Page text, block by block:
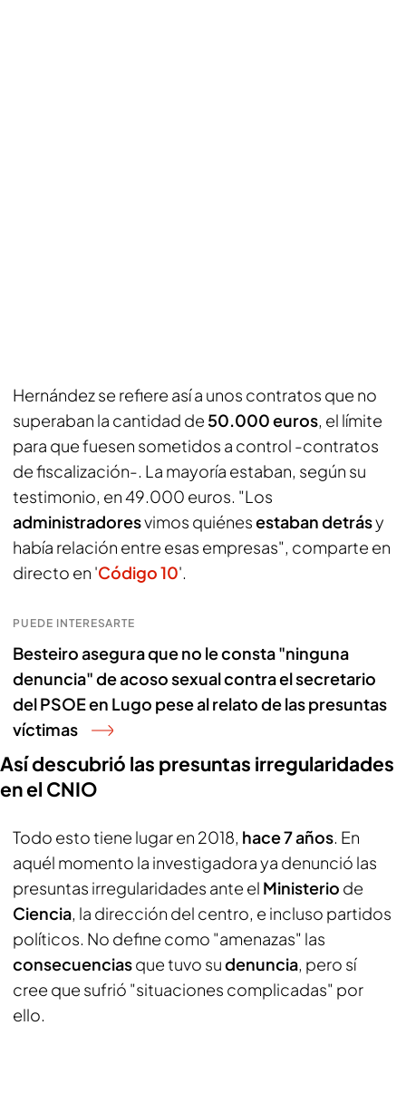
Hernández se refiere así a unos contratos que no
superaban la cantidad de 50.000 euros, el límite
para que fuesen sometidos a control -contratos
de fiscalización-. La mayoría estaban, según su
testimonio, en 49.000 euros. "Los
administradoresvimos quiénesestabandetrásy
había relación entre esas empresas", comparte en
directo en 'Código 10'.
PUEDE INTERESARTE
Besteiro asegura que no le consta "ninguna
denuncia" de acoso sexual contra el secretario
del PSOE en Lugo pese al relato de las presuntas
víctimas
Así descubrió las presuntas irregularidades
en el CNIO
Todo esto tiene lugar en 2018, hace 7 años. En
aquél momento la investigadora ya denunció las
presuntas irregularidades ante el Ministerio de
Ciencia, la dirección del centro, e incluso partidos
políticos. No define como "amenazas" las
consecuenciasque tuvo sudenuncia, pero sí
cree que sufrió "situaciones complicadas" por
ello.